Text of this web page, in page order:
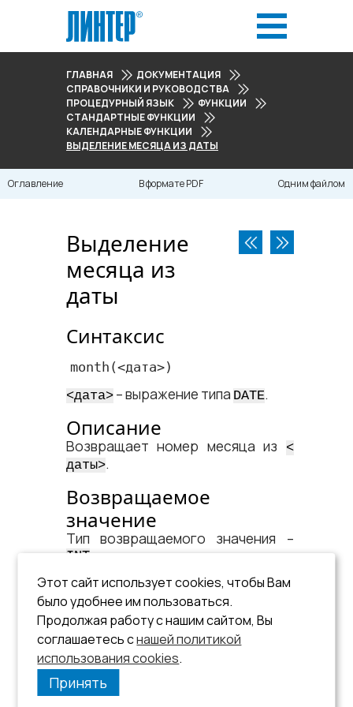
ГЛАВНАЯ
ДОКУМЕНТАЦИЯ
СПРАВОЧНИКИ И РУКОВОДСТВА
ПРОЦЕДУРНЫЙ ЯЗЫК
ФУНКЦИИ
СТАНДАРТНЫЕ ФУНКЦИИ
КАЛЕНДАРНЫЕ ФУНКЦИИ
ВЫДЕЛЕНИЕ МЕСЯЦА ИЗ ДАТЫ
Оглавление В формате PDF Одним файлом
Выделение
месяца из
даты
Синтаксис
month (<​дата​>)
<​дата​> – выражение типа DATE.
Описание
Возвращает номер месяца из
<​
даты​>.
Возвращаемое
значение
Тип возвращаемого значения –
INT
Пример
cur_dat:=17.11.1997:18:25:47.88;
num_month:=month(cur_dat);
Этот сайт использует cookies, чтобы Вам
было удобнее им пользоваться.
Продолжая работу с нашим сайтом, Вы
соглашаетесь снашей политикой
использования cookies.
Принять